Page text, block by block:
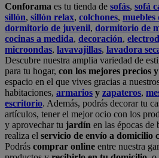
Conforama es tu tienda de sofás, sofá
sillón, sillón relax, colchones, muebles
dormitorio de juvenil, dormitorio de
cocinas a medida, decoración,
microondas, lavavajillas, lavadora
Descubre nuestra amplia variedad de
para tu hogar, con los mejores precios
espacio en el que vives gracias a
habitaciones, armarios y zapateros,
escritorio. Además, podrás decorar tu
artículos, tener el mejor ocio con los
y aprovechar tu jardín en las épocas
realiza el servicio de envío a domicilio
Podrás comprar online entre nuestra